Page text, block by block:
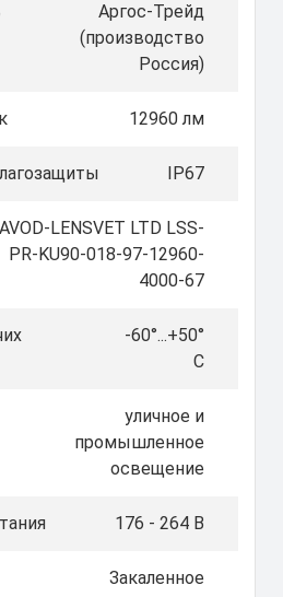
Аргос-Трейд
(производство
Россия)
12960 лм
IP67
LENSVET LTD LSS-
PR-KU90-018-97-12960-
4000-67
-60°...+50°
C
уличное и
промышленное
освещение
176 - 264 В
Закаленное